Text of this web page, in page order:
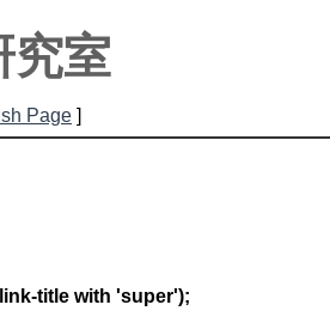
究室
Page ]
title with 'super');